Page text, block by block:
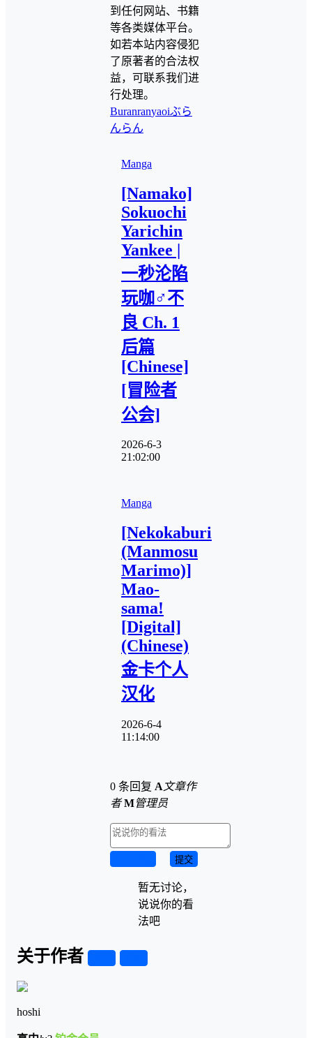
到任何网站、书籍
等各类媒体平台。
如若本站内容侵犯
了原著者的合法权
益，可联系我们进
行处理。
Buranranyaoiぶら
んらん
Manga
[Namako]
Sokuochi
Yarichin
Yankee |
一秒沦陷
玩咖♂不
良 Ch. 1
后篇
[Chinese]
[冒险者
公会]
2026-6-3
21:02:00
Manga
[Nekokaburi
(Manmosu
Marimo)]
Mao-
sama!
[Digital]
(Chinese)
金卡个人
汉化
2026-6-4
11:14:00
0 条回复 A 文章作
者 M管理员
提交
暂无讨论，
说说你的看
法吧
关于作者
hoshi